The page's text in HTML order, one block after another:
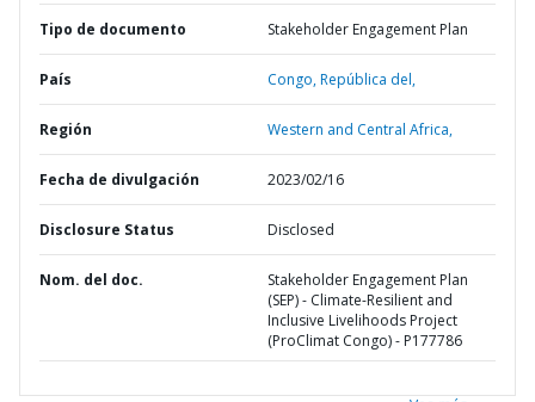
Tipo de documento Stakeholder Engagement Plan
País Congo,República del,
Región Western and Central Africa,
Fecha de divulgación 2023/02/16
Disclosure Status Disclosed
Nom. del doc.
Stakeholder Engagement Plan
(SEP) - Climate-Resilient and
Inclusive Livelihoods Project
(ProClimat Congo) - P177786